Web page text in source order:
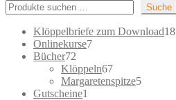
Suche
Klöppelbriefe zum Download18
Onlinekurse77
Bücher72
Produkte
Klöppeln6767
Produkte
Margaretenspitze55
Gutscheine1